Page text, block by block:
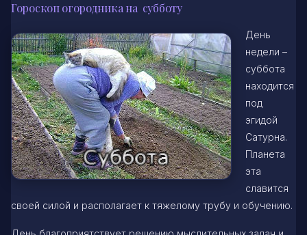
Гороскоп огородника на субботу
День
недели –
суббота
находится
под
эгидой
Сатурна.
Планета
эта
славится
своей силой и располагает к тяжелому трубу и обучению.